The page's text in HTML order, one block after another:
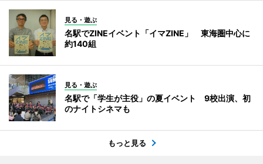
見る・遊ぶ
名駅でZINEイベント「イマZINE」 東海圏中心に
約140組
見る・遊ぶ
名駅で「学生が主役」の夏イベント 9校出演、初
のナイトシネマも
もっと見る